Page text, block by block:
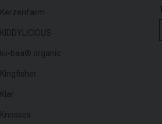
Kerzenfarm
KIDDYLICIOUS
kii-baa® organic
Kingfisher
Klar
Knossos